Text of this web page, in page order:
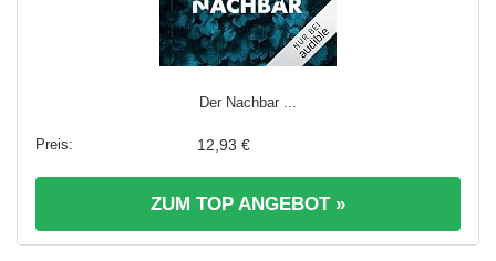
Der Nachbar ...
12,93 €
ZUM TOP ANGEBOT »